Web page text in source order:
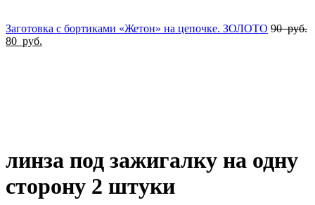
Заготовка с бортиками «Жетон» на цепочке. ЗОЛОТО 90руб.
80 руб.
линза под зажигалку на одну
сторону 2 штуки